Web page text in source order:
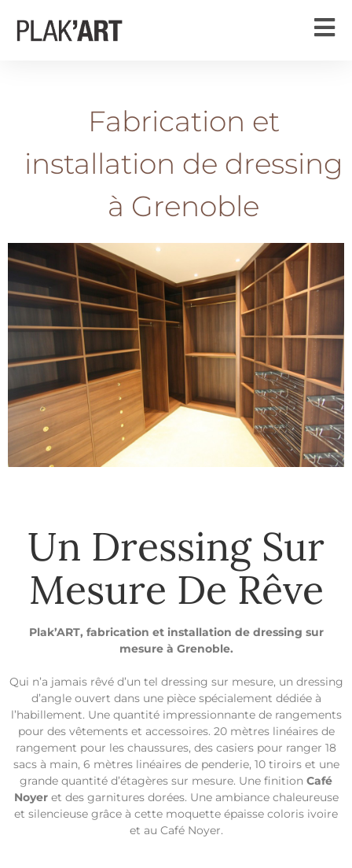
Fabrication et
installation de dressing
à Grenoble
Un Dressing Sur
Mesure De Rêve
Plak’ART, fabrication et installation de dressing sur
mesure à Grenoble.
Qui n’a jamais rêvé d’un tel dressing sur mesure, un dressing
d’angle ouvert dans une pièce spécialement dédiée à
l’habillement. Une quantité impressionnante de rangements
pour des vêtements et accessoires. 20 mètres linéaires de
rangement pour les chaussures, des casiers pour ranger 18
sacs à main, 6 mètres linéaires de penderie, 10 tiroirs et une
grande quantité d’étagères sur mesure. Une finition Café
Noyeret des garnitures dorées. Une ambiance chaleureuse
et silencieuse grâce à cette moquette épaisse coloris ivoire
et au Café Noyer.